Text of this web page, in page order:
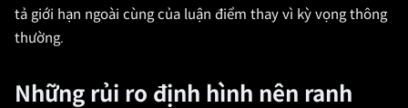
tả giới hạn ngoài cùng của luận điểm thay vì kỳ vọng thông
thường.
Những rủi ro định hình nên ranh